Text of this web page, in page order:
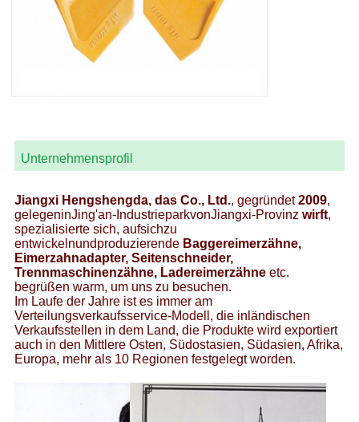
Unternehmensprofil
Jiangxi Hengshengda, das Co., Ltd., gegründet2009,
gelegeninJing'an-IndustrieparkvonJiangxi-Provinz wirft,
spezialisierte sich, aufsichzu
entwickelnundproduzierende Baggereimerzähne,
Eimerzahnadapter, Seitenschneider,
Trennmaschinenzähne, Ladereimerzähneetc.
begrüßen warm, um uns zu besuchen.
Im Laufe der Jahre ist es immer am
Verteilungsverkaufsservice-Modell, die inländischen
Verkaufsstellen in dem Land, die Produkte wird exportiert
auch in den Mittlere Osten, Südostasien, Südasien, Afrika,
Europa, mehr als 10 Regionen festgelegt worden.